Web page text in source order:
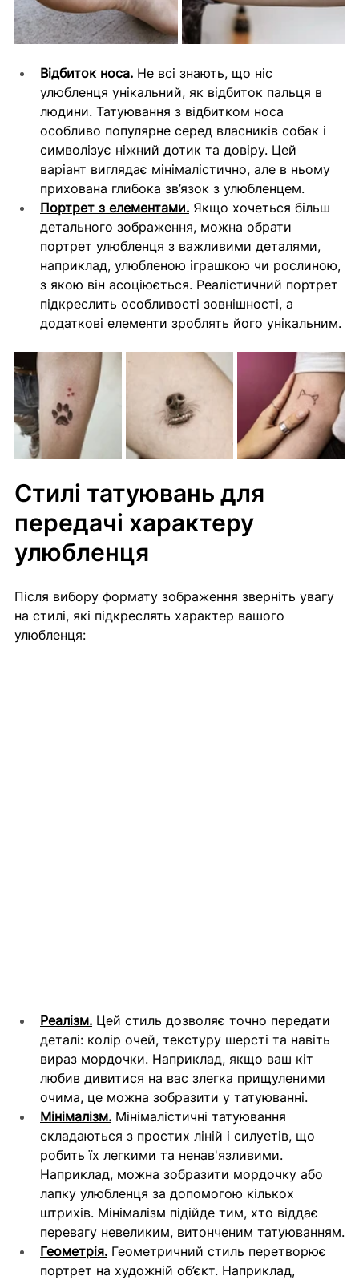
Відбиток носа. Не всі знають, що ніс
улюбленця унікальний, як відбиток пальця в
людини. Татуювання з відбитком носа
особливо популярне серед власників собак і
символізує ніжний дотик та довіру. Цей
варіант виглядає мінімалістично, але в ньому
прихована глибока зв’язок з улюбленцем.
Портрет з елементами. Якщо хочеться більш
детального зображення, можна обрати
портрет улюбленця з важливими деталями,
наприклад, улюбленою іграшкою чи рослиною,
з якою він асоціюється. Реалістичний портрет
підкреслить особливості зовнішності, а
додаткові елементи зроблять його унікальним.
Стилі татуювань для
передачі характеру
улюбленця
Після вибору формату зображення зверніть увагу
на стилі, які підкреслять характер вашого
улюбленця:
Реалізм. Цей стиль дозволяє точно передати
деталі: колір очей, текстуру шерсті та навіть
вираз мордочки. Наприклад, якщо ваш кіт
любив дивитися на вас злегка прищуленими
очима, це можна зобразити у татуюванні.
Мінімалізм. Мінімалістичні татуювання
складаються з простих ліній і силуетів, що
робить їх легкими та ненав'язливими.
Наприклад, можна зобразити мордочку або
лапку улюбленця за допомогою кількох
штрихів. Мінімалізм підійде тим, хто віддає
перевагу невеликим, витонченим татуюванням.
Геометрія. Геометричний стиль перетворює
портрет на художній об’єкт. Наприклад,